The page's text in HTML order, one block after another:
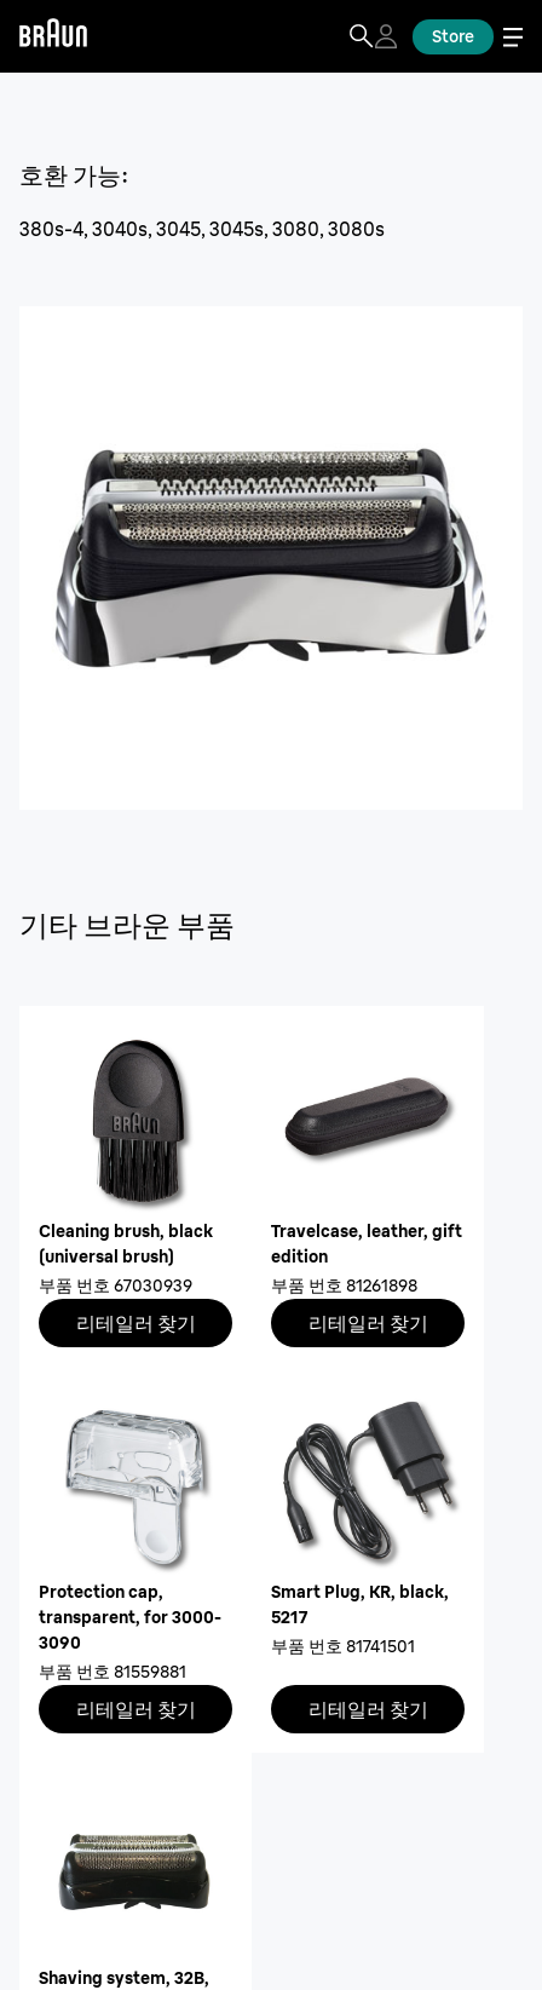
Store
호환 가능:
380s-4, 3040s, 3045, 3045s, 3080, 3080s
기타 브라운 부품
Cleaning brush, black
(universal brush)
부품 번호 67030939
리테일러 찾기
Travelcase, leather, gift
edition
부품 번호 81261898
리테일러 찾기
Protection cap,
transparent, for 3000-
3090
부품 번호 81559881
리테일러 찾기
Smart Plug, KR, black,
5217
부품 번호 81741501
리테일러 찾기
Shaving system, 32B,